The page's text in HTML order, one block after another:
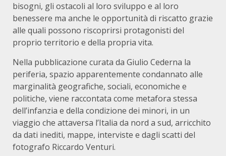
bisogni, gli ostacoli al loro sviluppo e al loro
benessere ma anche le opportunità di riscatto grazie
alle quali possono riscoprirsi protagonisti del
proprio territorio e della propria vita.
Nella pubblicazione curata da Giulio Cederna la
periferia, spazio apparentemente condannato alle
marginalità geografiche, sociali, economiche e
politiche, viene raccontata come metafora stessa
dell’infanzia e della condizione dei minori, in un
viaggio che attaversa l’Italia da nord a sud, arricchito
da dati inediti, mappe, interviste e dagli scatti del
fotografo Riccardo Venturi.